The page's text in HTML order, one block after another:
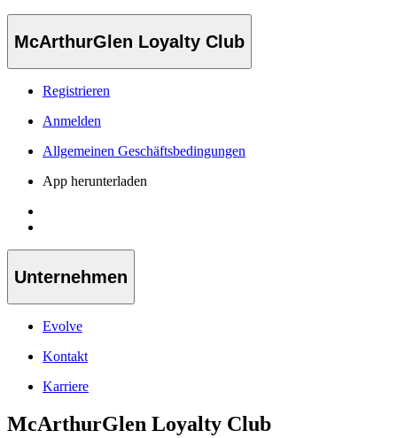
McArthurGlen Loyalty Club
Registrieren
Anmelden
Allgemeinen Geschäftsbedingungen
App herunterladen
Unternehmen
Evolve
Kontakt
Karriere
McArthurGlen Loyalty Club